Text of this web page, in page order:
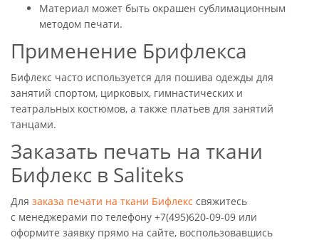
Материал может быть окрашен сублимационным
методом печати.
Применение Брифлекса
Бифлекс часто используется для пошива одежды для
занятий спортом, цирковых, гимнастических и
театральных костюмов, а также платьев для занятий
танцами.
Заказать печать на ткани
Бифлекс в Saliteks
Для заказа печати на ткани Бифлекс свяжитесь
с менеджерами по телефону +7(495)620-09-09 или
оформите заявку прямо на сайте, воспользовавшись